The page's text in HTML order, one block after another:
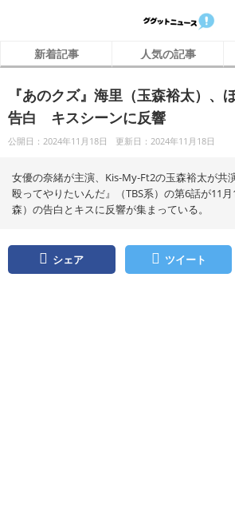
新着記事 人気の記事
『あのクズ』海里（玉森裕太）、
告白 キスシーンに反響
公開日：2024年11月18日 更新日：2024年11月18日
女優の奈緒が主演、Kis‐My‐Ft2の玉森裕太が共
殴ってやりたいんだ』（TBS系）の第6話が11
森）の告白とキスに反響が集まっている。
シェア ツイート